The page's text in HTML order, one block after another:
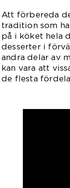
Att förbereda
tradition som
på i köket hela
desserter i
andra delar av
kan vara att
de flesta